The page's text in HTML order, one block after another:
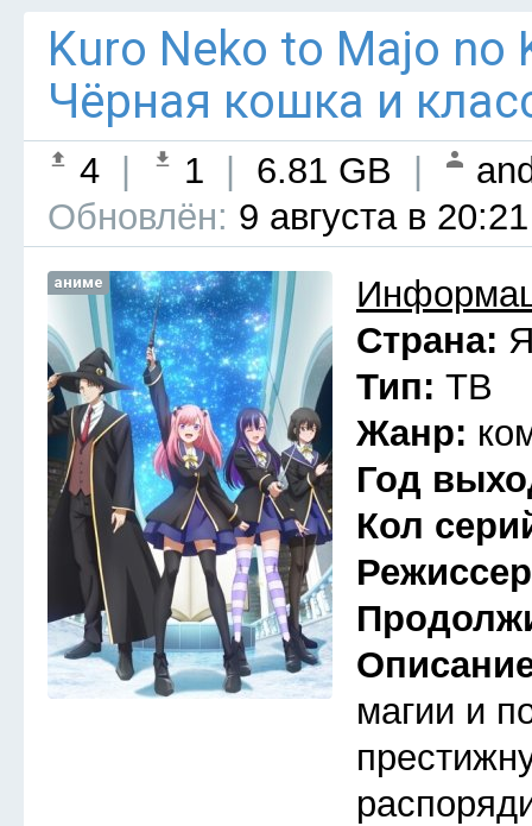
Kuro Neko to Majo no
Чёрная кошка и
4 1 6.81 GB
Обновлён: 9 августа в 20:21
аниме
Страна:
Тип: ТВ
Жанр:
Год
Кол
магии и